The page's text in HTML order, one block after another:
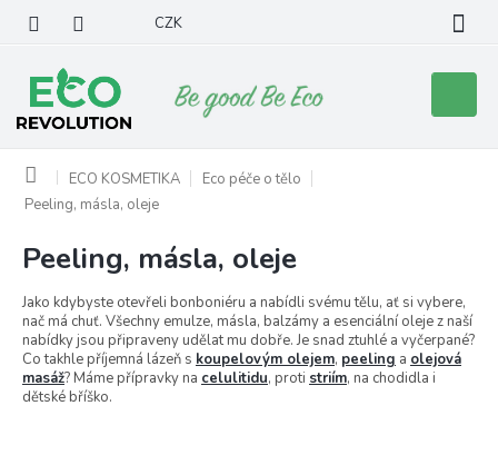
obsah
CZK
košík
Domů ECO KOSMETIKA
Eco péče o tělo
Peeling, másla, oleje
Peeling, másla, oleje
Jako kdybyste otevřeli bonboniéru a nabídli svému tělu, ať si vybere,
nač má chuť. Všechny emulze, másla, balzámy a esenciální oleje z naší
nabídky jsou připraveny udělat mu dobře. Je snad ztuhlé a vyčerpané?
Co takhle příjemná lázeň s koupelovým olejem, peeling a olejová
masáž? Máme přípravky na celulitidu, proti striím, na chodidla i
dětské bříško.